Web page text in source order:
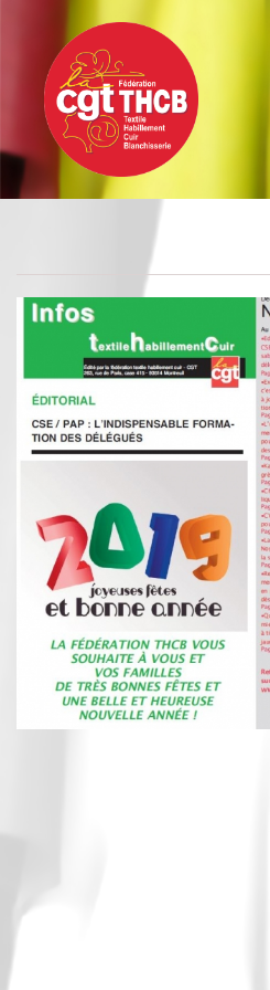
contenu
principal